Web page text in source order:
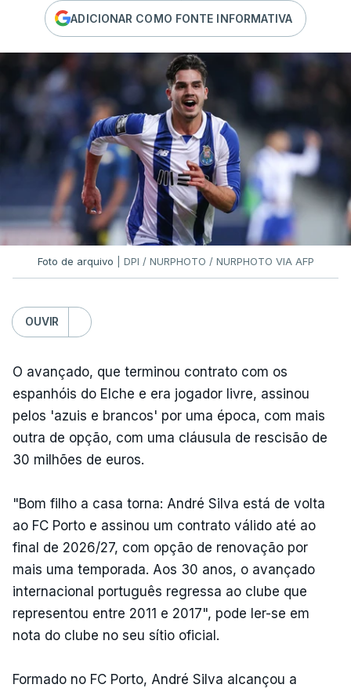
ADICIONAR COMO FONTE INFORMATIVA
Foto de arquivo | DPI / NURPHOTO / NURPHOTO VIA AFP
OUVIR
O avançado, que terminou contrato com os
espanhóis do Elche e era jogador livre, assinou
pelos 'azuis e brancos' por uma época, com mais
outra de opção, com uma cláusula de rescisão de
30 milhões de euros.
"Bom filho a casa torna: André Silva está de volta
ao FC Porto e assinou um contrato válido até ao
final de 2026/27, com opção de renovação por
mais uma temporada. Aos 30 anos, o avançado
internacional português regressa ao clube que
representou entre 2011 e 2017", pode ler-se em
nota do clube no seu sítio oficial.
Formado no FC Porto, André Silva alcançou a